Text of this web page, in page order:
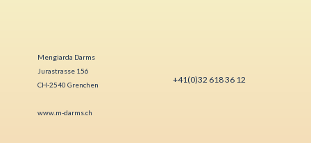
Mengiarda Darms
Jurastrasse 156
CH-2540 Grenchen
www.m-darms.ch
+41(0)32 618 36 12